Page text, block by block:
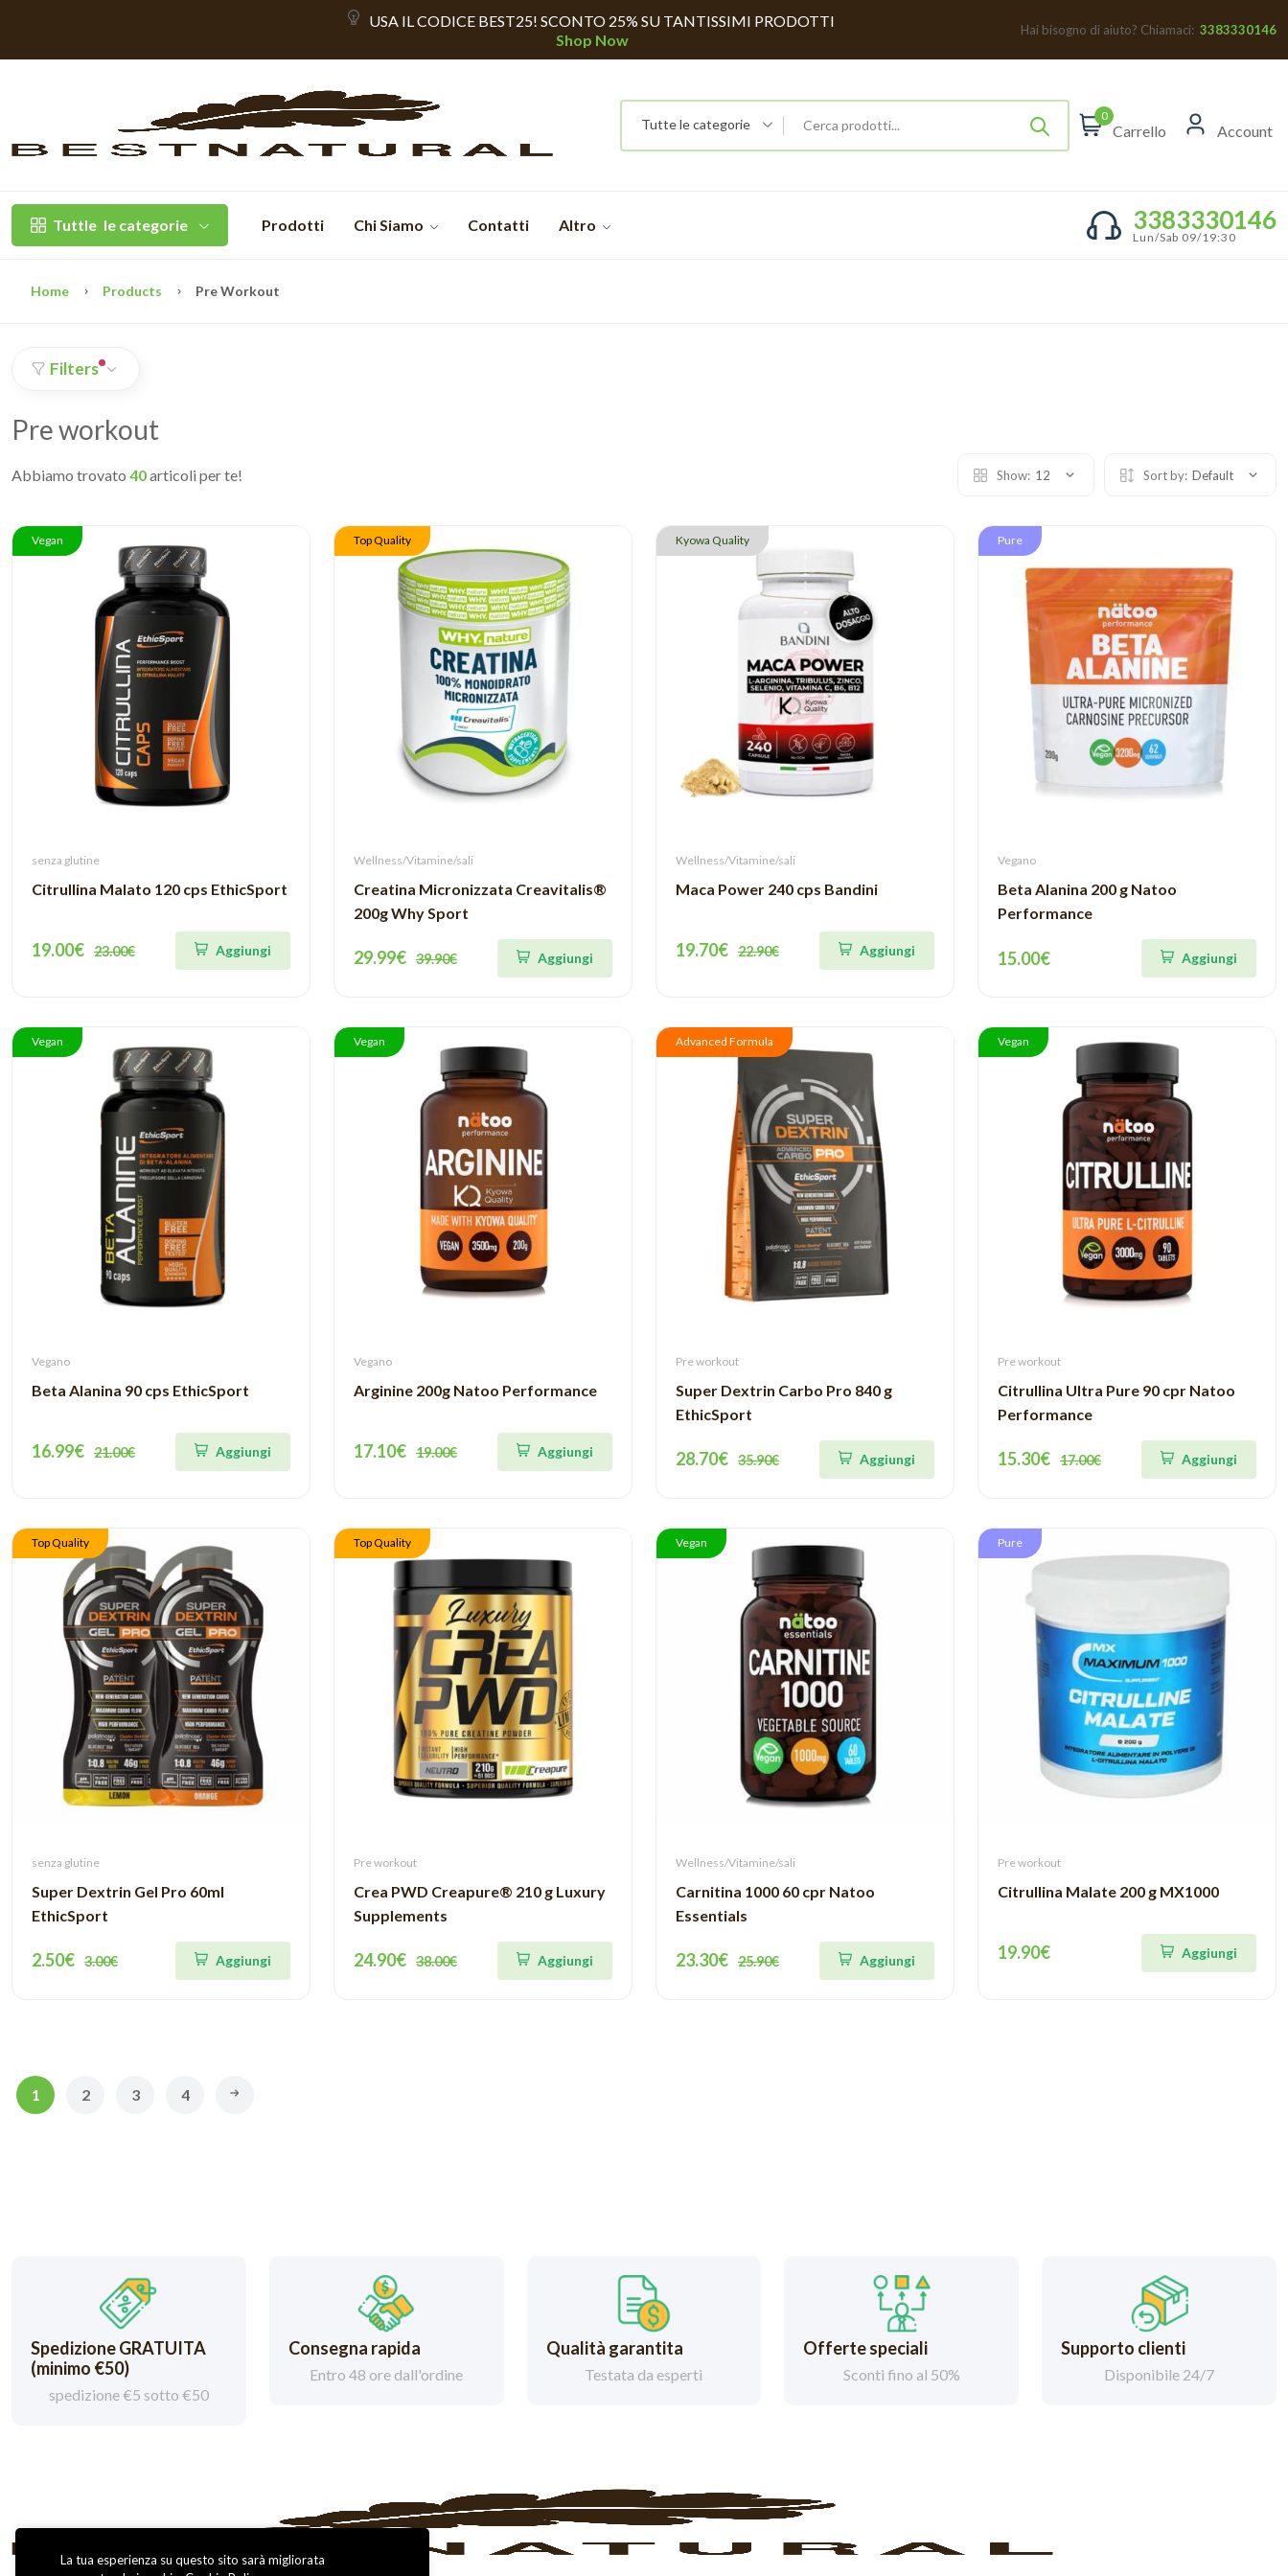
USA IL CODICE BEST25! SCONTO 25% SU TANTISSIMI PRODOTTI
Shop Now
Hai bisogno di aiuto? Chiamaci: 3383330146
Tutte le categorie
0
Carrello Account
Tuttle le categorie Prodotti Chi Siamo Contatti Altro 3383330146
Lun/Sab 09/19:30
Home Products Pre Workout
Filters
Pre workout
Abbiamo trovato 40articoli per te! Show: 12 Sort by: Default
Vegan
senza glutine
Citrullina Malato 120 cps EthicSport
19.00€ 23.00€ Aggiungi
Top Quality
Wellness/Vitamine/sali
Creatina Micronizzata Creavitalis®
200g Why Sport
29.99€ 39.90€ Aggiungi
Kyowa Quality
Wellness/Vitamine/sali
Maca Power 240 cps Bandini
19.70€ 22.90€ Aggiungi
Pure
Vegano
Beta Alanina 200 g Natoo
Performance
15.00€ Aggiungi
Vegan
Vegano
Beta Alanina 90 cps EthicSport
16.99€ 21.00€ Aggiungi
Vegan
Vegano
Arginine 200g Natoo Performance
17.10€ 19.00€ Aggiungi
Advanced Formula
Pre workout
Super Dextrin Carbo Pro 840 g
EthicSport
28.70€ 35.90€ Aggiungi
Vegan
Pre workout
Citrullina Ultra Pure 90 cpr Natoo
Performance
15.30€ 17.00€ Aggiungi
Top Quality
senza glutine
Super Dextrin Gel Pro 60ml
EthicSport
2.50€ 3.00€ Aggiungi
Top Quality
Pre workout
Crea PWD Creapure® 210 g Luxury
Supplements
24.90€ 38.00€ Aggiungi
Vegan
Wellness/Vitamine/sali
Carnitina 1000 60 cpr Natoo
Essentials
23.30€ 25.90€ Aggiungi
Pure
Pre workout
Citrullina Malate 200 g MX1000
19.90€ Aggiungi
1 2 3 4
Spedizione GRATUITA
(minimo €50)
spedizione €5 sotto €50
Consegna rapida
Entro 48 ore dall'ordine
Qualità garantita
Testata da esperti
Offerte speciali
Sconti fino al 50%
Supporto clienti
Disponibile 24/7
La tua esperienza su questo sito sarà migliorata